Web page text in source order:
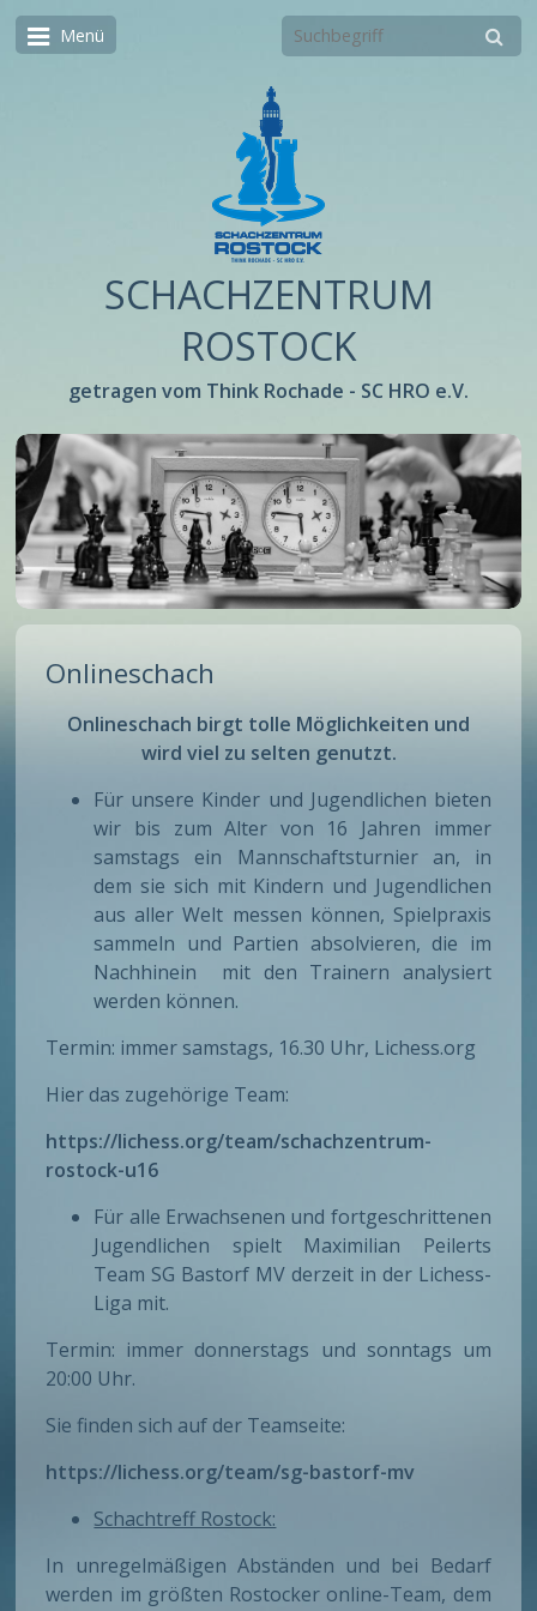
Menü
SCHACHZENTRUM
ROSTOCK
getragen vom Think Rochade - SC HRO e.V.
Onlineschach
Onlineschach birgt tolle Möglichkeiten und
wird viel zu selten genutzt.
Für unsere Kinder und Jugendlichen bieten
wir bis zum Alter von 16 Jahren immer
samstags ein Mannschaftsturnier an, in
dem sie sich mit Kindern und Jugendlichen
aus aller Welt messen können, Spielpraxis
sammeln und Partien absolvieren, die im
Nachhinein mit den Trainern analysiert
werden können.
Termin: immer samstags, 16.30 Uhr, Lichess.org
Hier das zugehörige Team:
https://lichess.org/team/schachzentrum-
rostock-u16
Für alle Erwachsenen und fortgeschrittenen
Jugendlichen spielt Maximilian Peilerts
Team SG Bastorf MV derzeit in der Lichess-
Liga mit.
Termin: immer donnerstags und sonntags um
20:00 Uhr.
Sie finden sich auf der Teamseite:
https://lichess.org/team/sg-bastorf-mv
Schachtreff Rostock:
In unregelmäßigen Abständen und bei Bedarf
werden im größten Rostocker online-Team, dem